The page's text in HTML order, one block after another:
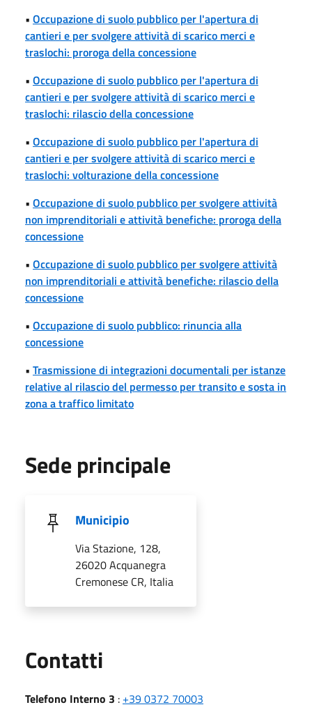
• Occupazione di suolo pubblico per l'apertura di
cantieri e per svolgere attività di scarico merci e
traslochi: proroga della concessione
• Occupazione di suolo pubblico per l'apertura di
cantieri e per svolgere attività di scarico merci e
traslochi: rilascio della concessione
• Occupazione di suolo pubblico per l'apertura di
cantieri e per svolgere attività di scarico merci e
traslochi: volturazione della concessione
• Occupazione di suolo pubblico per svolgere attività
non imprenditoriali e attività benefiche: proroga della
concessione
• Occupazione di suolo pubblico per svolgere attività
non imprenditoriali e attività benefiche: rilascio della
concessione
• Occupazione di suolo pubblico: rinuncia alla
concessione
• Trasmissione di integrazioni documentali per istanze
relative al rilascio del permesso per transito e sosta in
zona a traffico limitato
Sede principale
Municipio
Via Stazione, 128,
26020 Acquanegra
Cremonese CR, Italia
Contatti
Telefono Interno 3 : +39 0372 70003